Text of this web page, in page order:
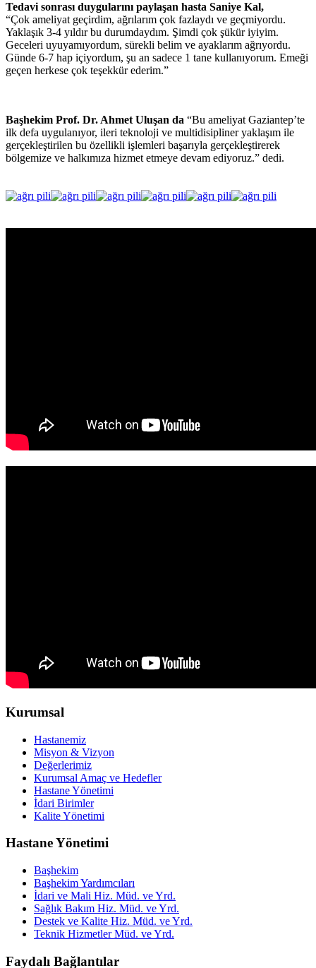
Tedavi sonrası duygularını paylaşan hasta Saniye Kal,
“Çok ameliyat geçirdim, ağrılarım çok fazlaydı ve geçmiyordu.
Yaklaşık 3-4 yıldır bu durumdaydım. Şimdi çok şükür iyiyim.
Geceleri uyuyamıyordum, sürekli belim ve ayaklarım ağrıyordu.
Günde 6-7 hap içiyordum, şu an sadece 1 tane kullanıyorum. Emeği
geçen herkese çok teşekkür ederim.”
Başhekim Prof. Dr. Ahmet Uluşan da “Bu ameliyat Gaziantep’te
ilk defa uygulanıyor, ileri teknoloji ve multidisipliner yaklaşım ile
gerçekleştirilen bu özellikli işlemleri başarıyla gerçekleştirerek
bölgemize ve halkımıza hizmet etmeye devam ediyoruz.” dedi.
Kurumsal
Hastanemiz
Misyon & Vizyon
Değerlerimiz
Kurumsal Amaç ve Hedefler
Hastane Yönetimi
İdari Birimler
Kalite Yönetimi
Hastane Yönetimi
Başhekim
Başhekim Yardımcıları
İdari ve Mali Hiz. Müd. ve Yrd.
Sağlık Bakım Hiz. Müd. ve Yrd.
Destek ve Kalite Hiz. Müd. ve Yrd.
Teknik Hizmetler Müd. ve Yrd.
Faydalı Bağlantılar